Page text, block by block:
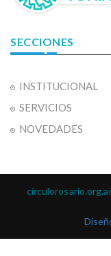
SECCIONES
INSTITUCIONAL
SERVICIOS
NOVEDADES